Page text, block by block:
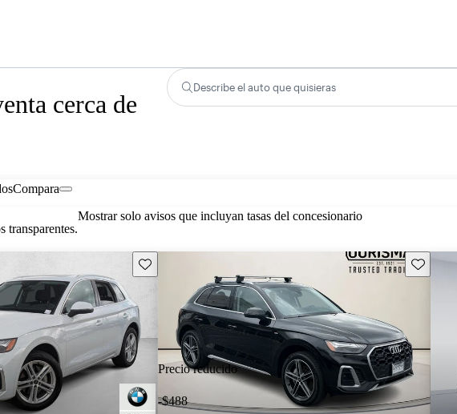
cerca de
Describe el auto que quisieras
Compara
transparentes.
Mostrar solo avisos que incluyan tasas del concesionario
Guarda este Aviso
Precio reducido
-$488
Guarda